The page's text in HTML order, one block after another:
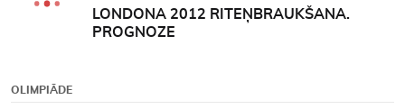
LONDONA 2012 RITEŅBRAUKŠANA.
PROGNOZE
OLIMPIĀDE